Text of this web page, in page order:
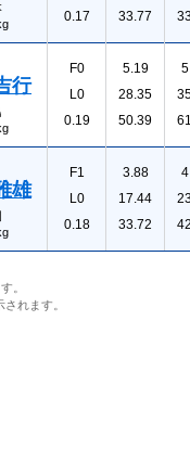
0.17
33.77
行
F0
L0
0.19
5.19
28.35
50.39
F1
L0
0.18
3.88
17.44
33.72
。
れます。